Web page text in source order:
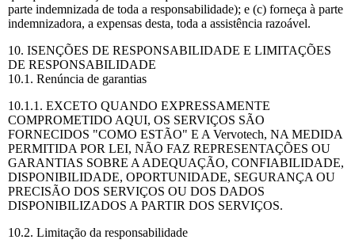
parte indemnizada de toda a responsabilidade); e (c) forneça à parte
indemnizadora, a expensas desta, toda a assistência razoável.
10. ISENÇÕES DE RESPONSABILIDADE E LIMITAÇÕES
DE RESPONSABILIDADE
10.1. Renúncia de garantias
10.1.1. EXCETO QUANDO EXPRESSAMENTE
COMPROMETIDO AQUI, OS SERVIÇOS SÃO
FORNECIDOS "COMO ESTÃO" E A Vervotech, NA MEDIDA
PERMITIDA POR LEI, NÃO FAZ REPRESENTAÇÕES OU
GARANTIAS SOBRE A ADEQUAÇÃO, CONFIABILIDADE,
DISPONIBILIDADE, OPORTUNIDADE, SEGURANÇA OU
PRECISÃO DOS SERVIÇOS OU DOS DADOS
DISPONIBILIZADOS A PARTIR DOS SERVIÇOS.
10.2. Limitação da responsabilidade